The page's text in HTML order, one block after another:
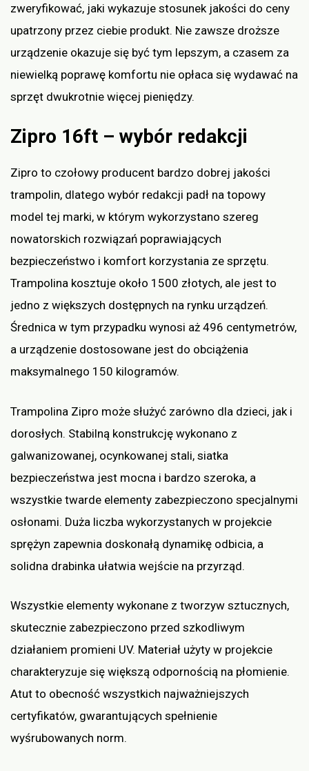
zweryfikować, jaki wykazuje stosunek jakości do ceny
upatrzony przez ciebie produkt. Nie zawsze droższe
urządzenie okazuje się być tym lepszym, a czasem za
niewielką poprawę komfortu nie opłaca się wydawać na
sprzęt dwukrotnie więcej pieniędzy.
Zipro 16ft – wybór redakcji
Zipro to czołowy producent bardzo dobrej jakości
trampolin, dlatego wybór redakcji padł na topowy
model tej marki, w którym wykorzystano szereg
nowatorskich rozwiązań poprawiających
bezpieczeństwo i komfort korzystania ze sprzętu.
Trampolina kosztuje około 1500 złotych, ale jest to
jedno z większych dostępnych na rynku urządzeń.
Średnica w tym przypadku wynosi aż 496 centymetrów,
a urządzenie dostosowane jest do obciążenia
maksymalnego 150 kilogramów.
Trampolina Zipro może służyć zarówno dla dzieci, jak i
dorosłych. Stabilną konstrukcję wykonano z
galwanizowanej, ocynkowanej stali, siatka
bezpieczeństwa jest mocna i bardzo szeroka, a
wszystkie twarde elementy zabezpieczono specjalnymi
osłonami. Duża liczba wykorzystanych w projekcie
sprężyn zapewnia doskonałą dynamikę odbicia, a
solidna drabinka ułatwia wejście na przyrząd.
Wszystkie elementy wykonane z tworzyw sztucznych,
skutecznie zabezpieczono przed szkodliwym
działaniem promieni UV. Materiał użyty w projekcie
charakteryzuje się większą odpornością na płomienie.
Atut to obecność wszystkich najważniejszych
certyfikatów, gwarantujących spełnienie
wyśrubowanych norm.